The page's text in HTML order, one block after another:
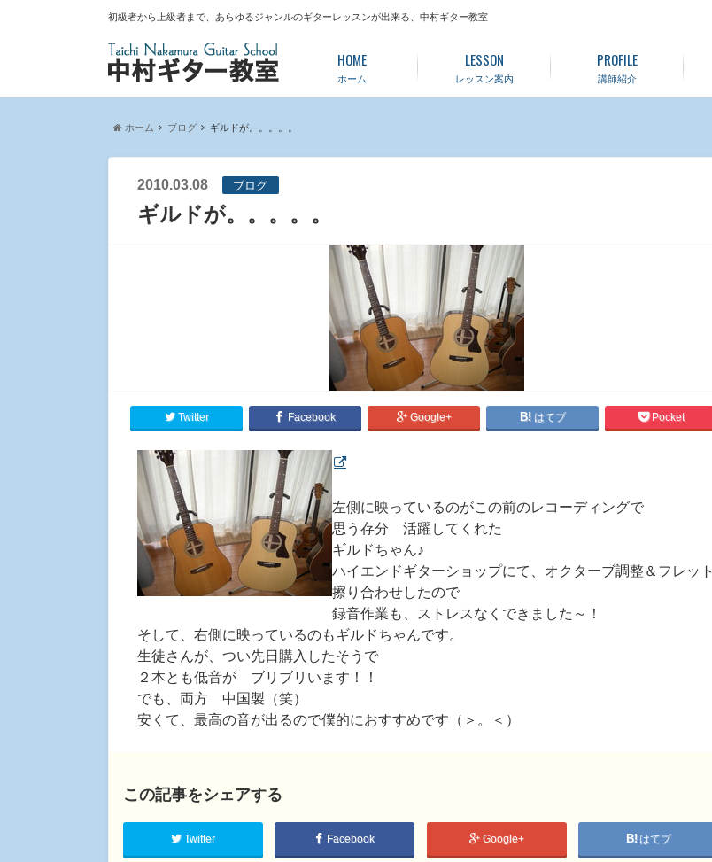
初級者から上級者まで、あらゆるジャンルのギターレッスンが出来る、中村ギター教室
ホーム
HOME
レッスン案内
LESSON
講師紹介
PROFILE
ホーム ブログ ギルドが。。。。。
2010.03.08 ブログ
ギルドが。。。。。
Twitter Facebook Google+ はてブ Pocket
左側に映っているのがこの前のレコーディングで
思う存分 活躍してくれた
ギルドちゃん♪
ハイエンドギターショップにて、オクターブ調整＆フレット
擦り合わせしたので
録音作業も、ストレスなくできました～！
そして、右側に映っているのもギルドちゃんです。
生徒さんが、つい先日購入したそうで
２本とも低音が ブリブリいます！！
でも、両方 中国製（笑）
安くて、最高の音が出るので僕的におすすめです（＞。＜）
この記事をシェアする
Twitter Facebook Google+ はてブ